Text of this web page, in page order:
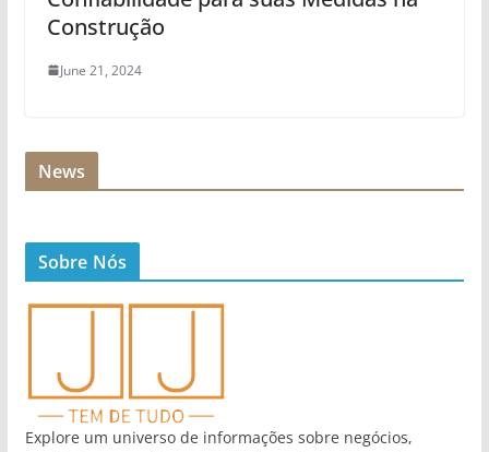
Construção
June 21, 2024
News
Sobre Nós
Explore um universo de informações sobre negócios,